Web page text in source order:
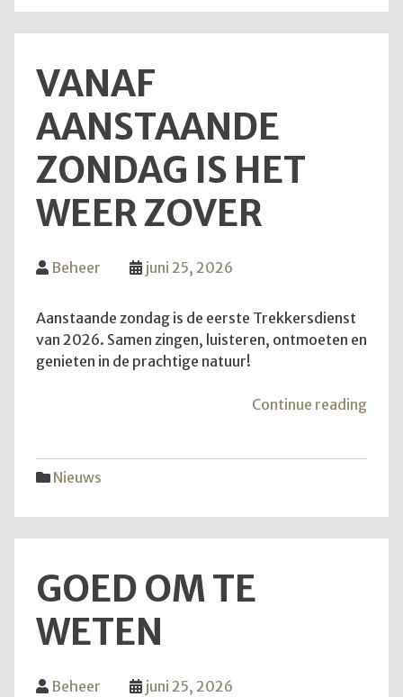
VANAF
AANSTAANDE
ZONDAG IS HET
WEER ZOVER
Beheer juni 25, 2026
Aanstaande zondag is de eerste Trekkersdienst
van 2026. Samen zingen, luisteren, ontmoeten en
genieten in de prachtige natuur!
Continue reading
Nieuws
GOED OM TE
WETEN
Beheer juni 25, 2026